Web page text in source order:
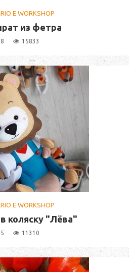
E WORKSHOP
из фетра
8 15833
E WORKSHOP
коляску "Лёва"
5 11310